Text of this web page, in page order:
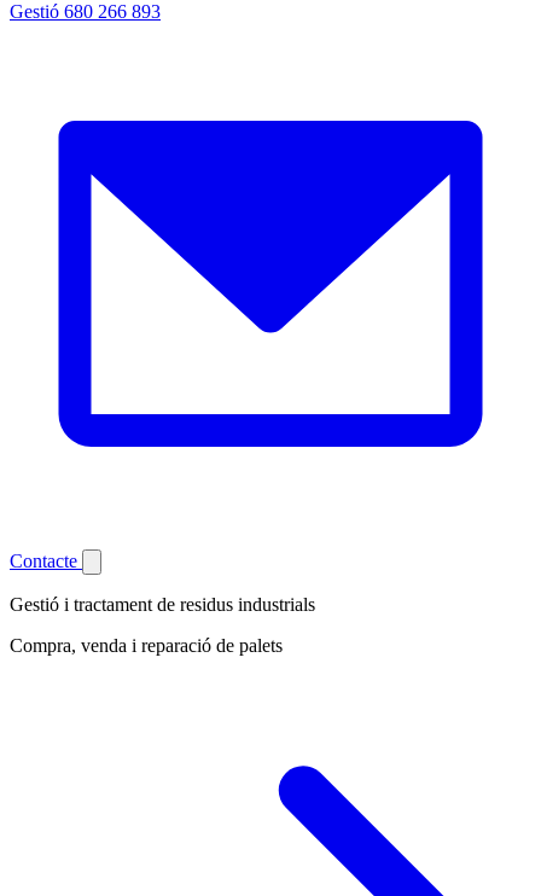
Gestió 680 266 893
Contacte
Gestió i tractament de residus industrials
Compra, venda i reparació de palets